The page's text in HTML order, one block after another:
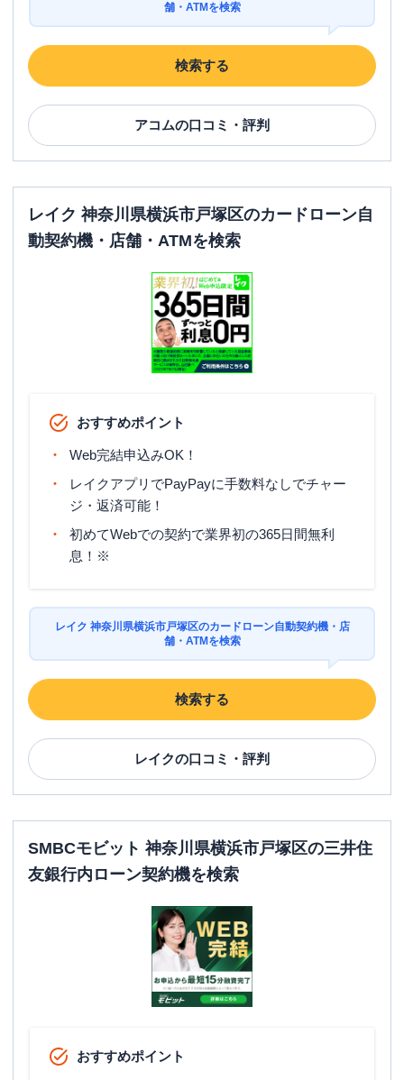
舗・ATMを検索
検索する
アコムの口コミ・評判
レイク 神奈川県横浜市戸塚区のカードローン自
動契約機・店舗・ATMを検索
おすすめポイント
Web完結申込みOK！
レイクアプリでPayPayに手数料なしでチャー
ジ・返済可能！
初めてWebでの契約で業界初の365日間無利
息！※
レイク 神奈川県横浜市戸塚区のカードローン自動契約機・店
舗・ATMを検索
検索する
レイクの口コミ・評判
SMBCモビット 神奈川県横浜市戸塚区の三井住
友銀行内ローン契約機を検索
おすすめポイント